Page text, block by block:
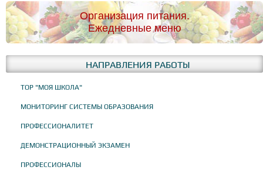
Организация питания.
Ежедневные меню
НАПРАВЛЕНИЯ РАБОТЫ
ТОР "МОЯ ШКОЛА"
МОНИТОРИНГ СИСТЕМЫ ОБРАЗОВАНИЯ
ПРОФЕССИОНАЛИТЕТ
ДЕМОНСТРАЦИОННЫЙ ЭКЗАМЕН
ПРОФЕССИОНАЛЫ